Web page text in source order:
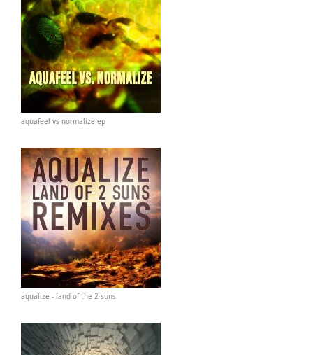
aquafeel vs normalize ep
aqualize - land of the 2 suns